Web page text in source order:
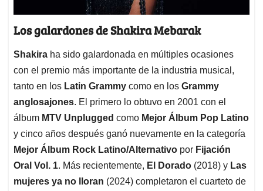
Los galardones de Shakira Mebarak
Shakira ha sido galardonada en múltiples ocasiones
con el premio más importante de la industria musical,
tanto en los Latin Grammy como en los Grammy
anglosajones. El primero lo obtuvo en 2001 con el
álbum MTV Unplugged como Mejor Álbum Pop Latino
y cinco años después ganó nuevamente en la categoría
Mejor Álbum Rock Latino/Alternativo por Fijación
Oral Vol. 1. Más recientemente, El Dorado (2018) y Las
mujeres ya no lloran (2024) completaron el cuarteto de